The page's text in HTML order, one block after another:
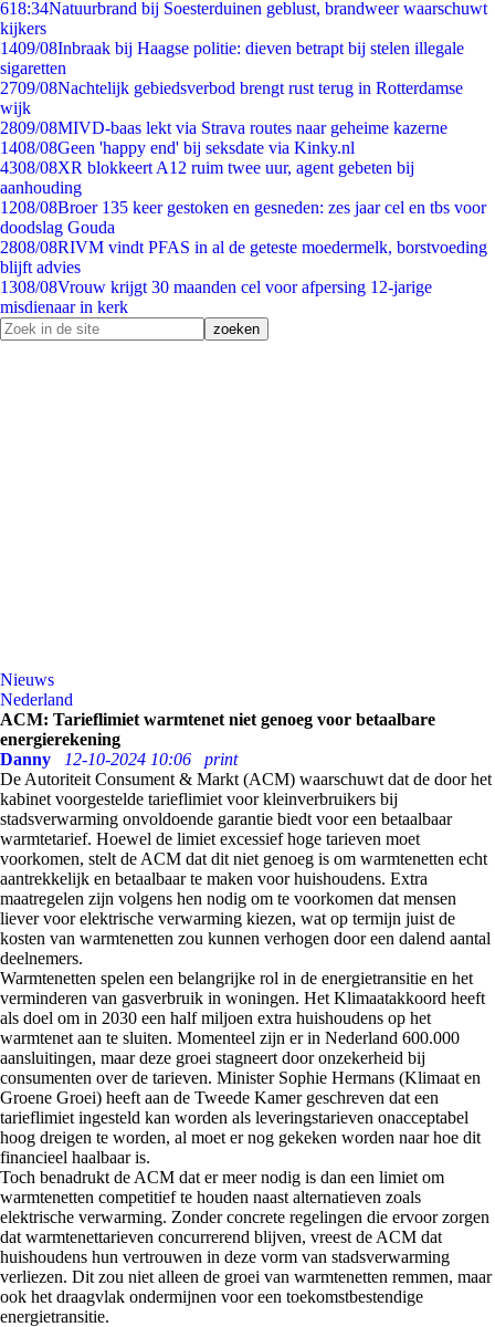
618:34Natuurbrand bij Soesterduinen geblust, brandweer waarschuwt
kijkers
1409/08Inbraak bij Haagse politie: dieven betrapt bij stelen illegale
sigaretten
2709/08Nachtelijk gebiedsverbod brengt rust terug in Rotterdamse
wijk
2809/08MIVD-baas lekt via Strava routes naar geheime kazerne
1408/08Geen 'happy end' bij seksdate via Kinky.nl
4308/08XR blokkeert A12 ruim twee uur, agent gebeten bij
aanhouding
1208/08Broer 135 keer gestoken en gesneden: zes jaar cel en tbs voor
doodslag Gouda
2808/08RIVM vindt PFAS in al de geteste moedermelk, borstvoeding
blijft advies
1308/08Vrouw krijgt 30 maanden cel voor afpersing 12-jarige
misdienaar in kerk
Nieuws
Nederland
ACM: Tarieflimiet warmtenet niet genoeg voor betaalbare
energierekening
Danny
12-10-2024 10:06
print
De Autoriteit Consument & Markt (ACM) waarschuwt dat de door het
kabinet voorgestelde tarieflimiet voor kleinverbruikers bij
stadsverwarming onvoldoende garantie biedt voor een betaalbaar
warmtetarief. Hoewel de limiet excessief hoge tarieven moet
voorkomen, stelt de ACM dat dit niet genoeg is om warmtenetten echt
aantrekkelijk en betaalbaar te maken voor huishoudens. Extra
maatregelen zijn volgens hen nodig om te voorkomen dat mensen
liever voor elektrische verwarming kiezen, wat op termijn juist de
kosten van warmtenetten zou kunnen verhogen door een dalend aantal
deelnemers.
Warmtenetten spelen een belangrijke rol in de energietransitie en het
verminderen van gasverbruik in woningen. Het Klimaatakkoord heeft
als doel om in 2030 een half miljoen extra huishoudens op het
warmtenet aan te sluiten. Momenteel zijn er in Nederland 600.000
aansluitingen, maar deze groei stagneert door onzekerheid bij
consumenten over de tarieven. Minister Sophie Hermans (Klimaat en
Groene Groei) heeft aan de Tweede Kamer geschreven dat een
tarieflimiet ingesteld kan worden als leveringstarieven onacceptabel
hoog dreigen te worden, al moet er nog gekeken worden naar hoe dit
financieel haalbaar is.
Toch benadrukt de ACM dat er meer nodig is dan een limiet om
warmtenetten competitief te houden naast alternatieven zoals
elektrische verwarming. Zonder concrete regelingen die ervoor zorgen
dat warmtenettarieven concurrerend blijven, vreest de ACM dat
huishoudens hun vertrouwen in deze vorm van stadsverwarming
verliezen. Dit zou niet alleen de groei van warmtenetten remmen, maar
ook het draagvlak ondermijnen voor een toekomstbestendige
energietransitie.